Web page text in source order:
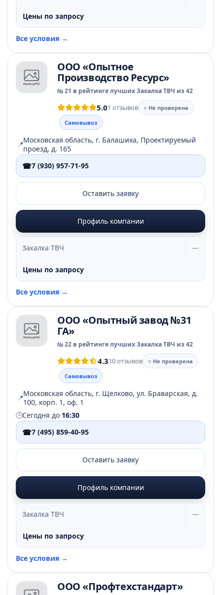
Цены по запросу
Все условия →
ООО «Опытное
Производство Ресурс»
№ 21 в рейтинге лучших Закалка ТВЧ из 42
5.01 отзывов
○ Не проверена
Самовывоз
📍Московская область, г. Балашиха, Проектируемый
проезд, д. 165
☎7 (930) 957-71-95
Оставить заявку
Профиль компании
Закалка ТВЧ —
Цены по запросу
Все условия →
ООО «Опытный завод №31
ГА»
№ 22 в рейтинге лучших Закалка ТВЧ из 42
4.310 отзывов
○ Не проверена
Самовывоз
📍Московская область, г. Щелково, ул. Браварская, д.
100, корп. 1, оф. 1
🕒Сегодня до 16:30
☎7 (495) 859-40-95
Оставить заявку
Профиль компании
Закалка ТВЧ —
Цены по запросу
Все условия →
ООО «Профтехстандарт»